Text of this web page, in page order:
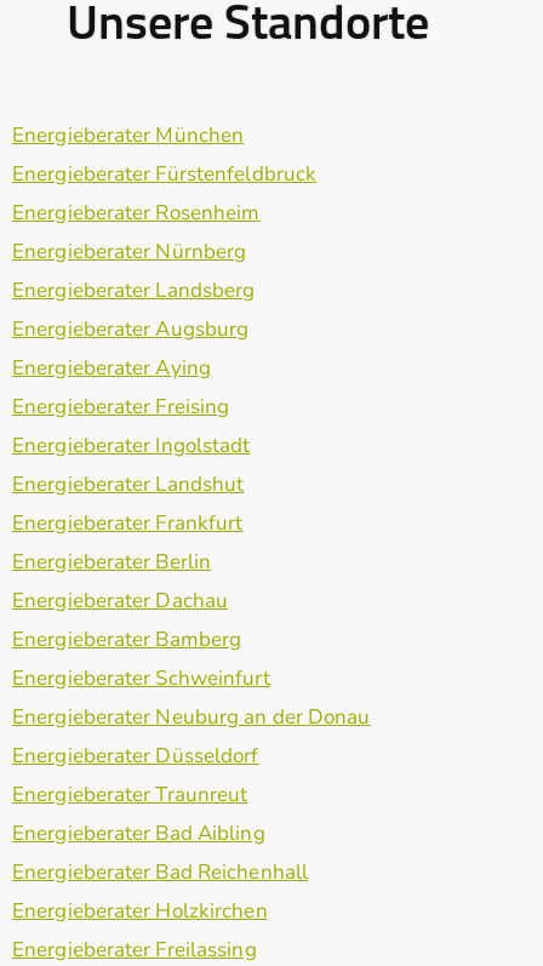
Unsere Standorte
Energieberater München
Energieberater Fürstenfeldbruck
Energieberater Rosenheim
Energieberater Nürnberg
Energieberater Landsberg
Energieberater Augsburg
Energieberater Aying
Energieberater Freising
Energieberater Ingolstadt
Energieberater Landshut
Energieberater Frankfurt
Energieberater Berlin
Energieberater Dachau
Energieberater Bamberg
Energieberater Schweinfurt
Energieberater Neuburg an der Donau
Energieberater Düsseldorf
Energieberater Traunreut
Energieberater Bad Aibling
Energieberater Bad Reichenhall
Energieberater Holzkirchen
Energieberater Freilassing